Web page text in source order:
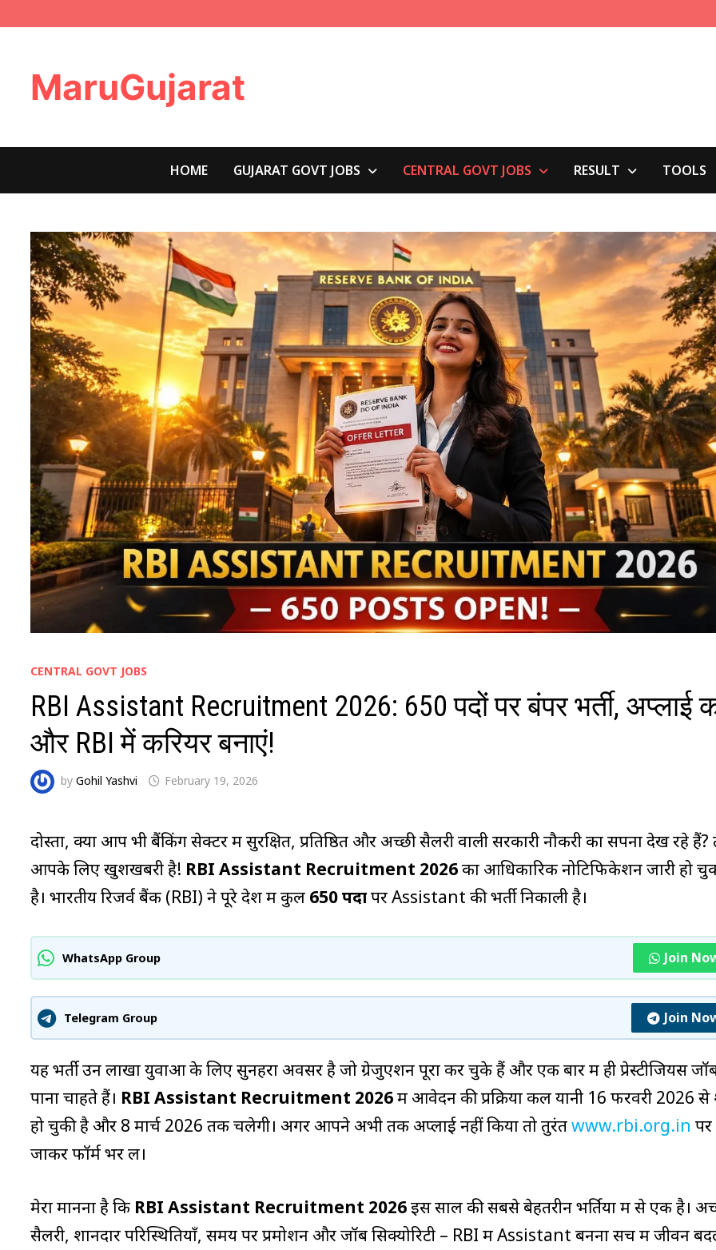
MaruGujarat
HOME GUJARAT GOVT JOBS CENTRAL GOVT JOBS RESULT TOOLS
CENTRAL GOVT JOBS
RBI Assistant Recruitment 2026: 650 पदों पर बंपर भर्ती, अप्लाई
और RBI में करियर बनाएं!
byGohil Yashvi February 19, 2026
दोस्तों, क्या आप भी बैंकिंग सेक्टर में सुरक्षित, प्रतिष्ठित और अच्छी सैलरी वाली सरकारी नौकरी का सपना देख रहे हैं?
आपके लिए खुशखबरी है! RBI Assistant Recruitment 2026का आधिकारिक नोटिफिकेशन जारी हो
है। भारतीय रिजर्व बैंक (RBI) ने पूरे देश में कुल 650 पदोंपर Assistant की भर्ती निकाली है।
WhatsApp Group Join
Telegram Group Join
यह भर्ती उन लाखों युवाओं के लिए सुनहरा अवसर है जो ग्रेजुएशन पूरा कर चुके हैं और एक बार में ही प्रेस्टीजियस
पाना चाहते हैं। RBI Assistant Recruitment 2026में आवेदन की प्रक्रिया कल यानी 16 फरवरी 2026
हो चुकी है और 8 मार्च 2026 तक चलेगी। अगर आपने अभी तक अप्लाई नहीं किया तो तुरंतwww.rbi.org.in पर
जाकर फॉर्म भर लें।
मेरा मानना है कि RBI Assistant Recruitment 2026इस साल की सबसे बेहतरीन भर्तियों में से एक है।
सैलरी, शानदार परिस्थितियाँ, समय पर प्रमोशन और जॉब सिक्योरिटी – RBI में Assistant बनना सच में जीवन